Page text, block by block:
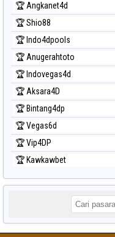
🏆 Angkanet4d
🏆 Shio88
🏆 Indo4dpools
🏆 Anugerahtoto
🏆 Indovegas4d
🏆 Aksara4D
🏆 Bintang4dp
🏆 Vegas6d
🏆 Vip4DP
🏆 Kawkawbet